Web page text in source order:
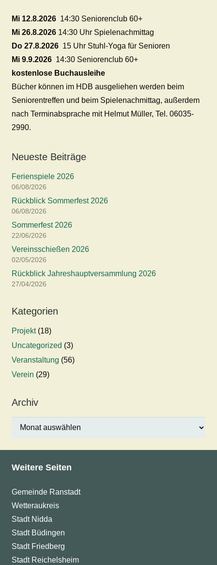
Mi 12.8.2026 14:30 Seniorenclub 60+
Mi 26.8.2026 14:30 Uhr Spielenachmittag
Do 27.8.2026 15 Uhr Stuhl-Yoga für Senioren
Mi 9.9.2026 14:30 Seniorenclub 60+
kostenlose Buchausleihe
Bücher können im HDB ausgeliehen werden beim
Seniorentreffen und beim Spielenachmittag, außerdem
nach Terminabsprache mit Helmut Müller, Tel. 06035-
2990.
Neueste Beiträge
Ferienspiele 2026
06/08/2026
Rückblick Sommerfest 2026
06/08/2026
Sommerfest 2026
22/06/2026
Vereinsschießen 2026
02/05/2026
Rückblick Jahreshauptversammlung 2026
27/04/2026
Kategorien
Projekt(18)
Uncategorized (3)
Veranstaltung (56)
Verein (29)
Archiv
Archiv
Weitere Seiten
Gemeinde Ranstadt
Wetteraukreis
Stadt Nidda
Stadt Büdingen
Stadt Friedberg
Stadt Reichelsheim